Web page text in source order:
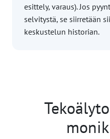
esittely, varaus). Jos
selvitystä, se siirretään
keskustelun historian.